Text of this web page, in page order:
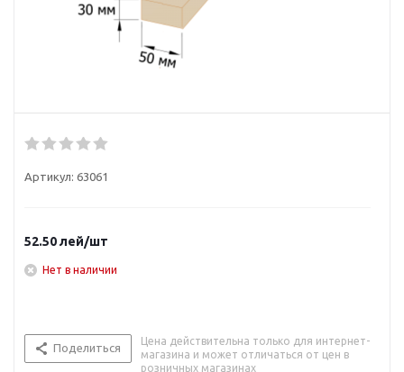
Артикул: 63061
52.50лей/шт
Нет в наличии
Поделиться
Цена действительна только для интернет-
магазина и может отличаться от цен в
розничных магазинах